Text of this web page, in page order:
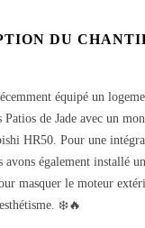
DU
équipé un
Patios de Jade avec un
HR50. Pour une
avons également installé
masquer le moteur
❄️🔥